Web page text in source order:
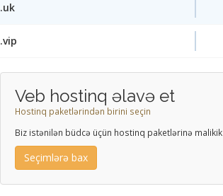
.uk
.vip
Veb hostinq əlavə et
Hostinq paketlərindən birini seçin
Biz istənilən büdcə üçün hostinq paketlərinə malikik
Seçimlərə bax